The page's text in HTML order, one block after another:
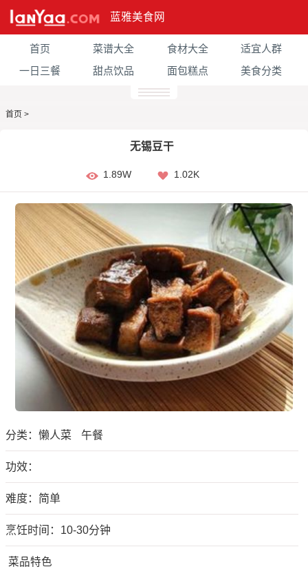
蓝雅美食网
首页 菜谱大全 食材大全
适宜人群
一日三餐
甜点饮品 面包糕点 美食分类
首页 >
无锡豆干
1.89W 1.02K
分类： 懒人菜 午餐
功效：
难度：简单
烹饪时间：10-30分钟
菜品特色